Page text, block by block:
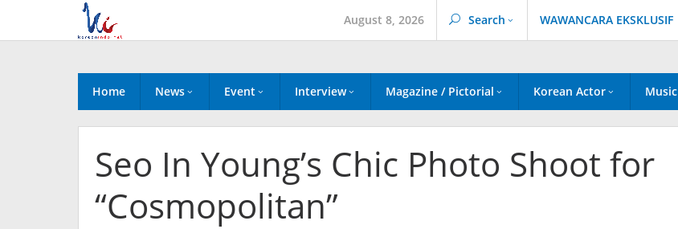
content
August 8, 2026 Search WAWANCARA EKSKLUSIF
Home News Event Interview Magazine / Pictorial Korean Actor Music
Seo In Young’s Chic Photo Shoot for
“Cosmopolitan”